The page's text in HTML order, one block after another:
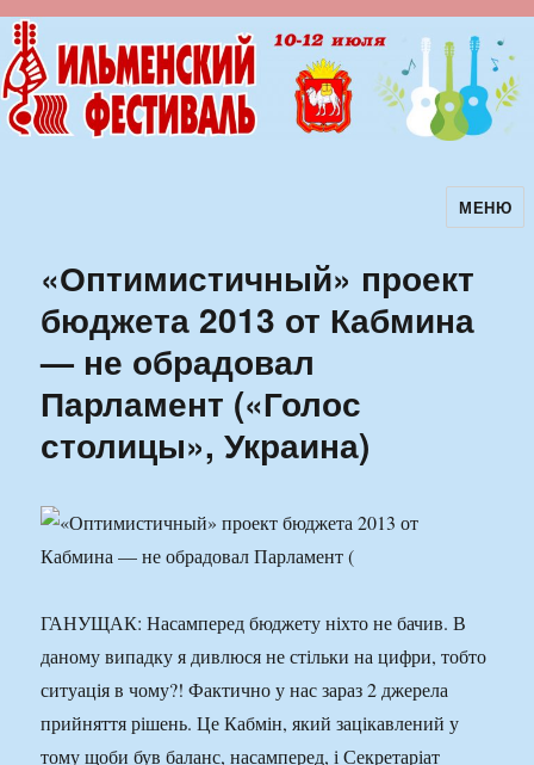
Ильменский фестиваль авторскойМЕНЮ
«Оптимистичный» проект
бюджета 2013 от Кабмина
— не обрадовал
Парламент («Голос
столицы», Украина)
ГАНУЩАК: Насамперед бюджету ніхто не бачив. В
даному випадку я дивлюся не стільки на цифри, тобто
ситуація в чому?! Фактично у нас зараз 2 джерела
прийняття рішень. Це Кабмін, який зацікавлений у
тому щоби був баланс, насамперед, і Секретаріат